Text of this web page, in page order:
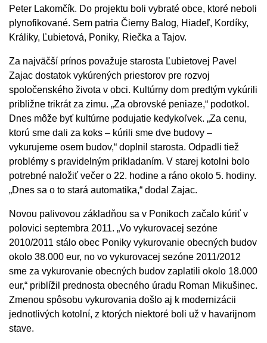
Peter Lakomčík. Do projektu boli vybraté obce, ktoré neboli
plynofikované. Sem patria Čierny Balog, Hiadeľ, Kordíky,
Králiky, Ľubietová, Poniky, Riečka a Tajov.
Za najväčší prínos považuje starosta Ľubietovej Pavel
Zajac dostatok vykúrených priestorov pre rozvoj
spoločenského života v obci. Kultúrny dom predtým vykúrili
približne trikrát za zimu. „Za obrovské peniaze,“ podotkol.
Dnes môže byť kultúrne podujatie kedykoľvek. „Za cenu,
ktorú sme dali za koks – kúrili sme dve budovy –
vykurujeme osem budov,“ doplnil starosta. Odpadli tiež
problémy s pravidelným prikladaním. V starej kotolni bolo
potrebné naložiť večer o 22. hodine a ráno okolo 5. hodiny.
„Dnes sa o to stará automatika,“ dodal Zajac.
Novou palivovou základňou sa v Ponikoch začalo kúriť v
polovici septembra 2011. „Vo vykurovacej sezóne
2010/2011 stálo obec Poniky vykurovanie obecných budov
okolo 38.000 eur, no vo vykurovacej sezóne 2011/2012
sme za vykurovanie obecných budov zaplatili okolo 18.000
eur,“ priblížil prednosta obecného úradu Roman Mikušinec.
Zmenou spôsobu vykurovania došlo aj k modernizácii
jednotlivých kotolní, z ktorých niektoré boli už v havarijnom
stave.